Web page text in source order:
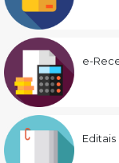
e-
Editais